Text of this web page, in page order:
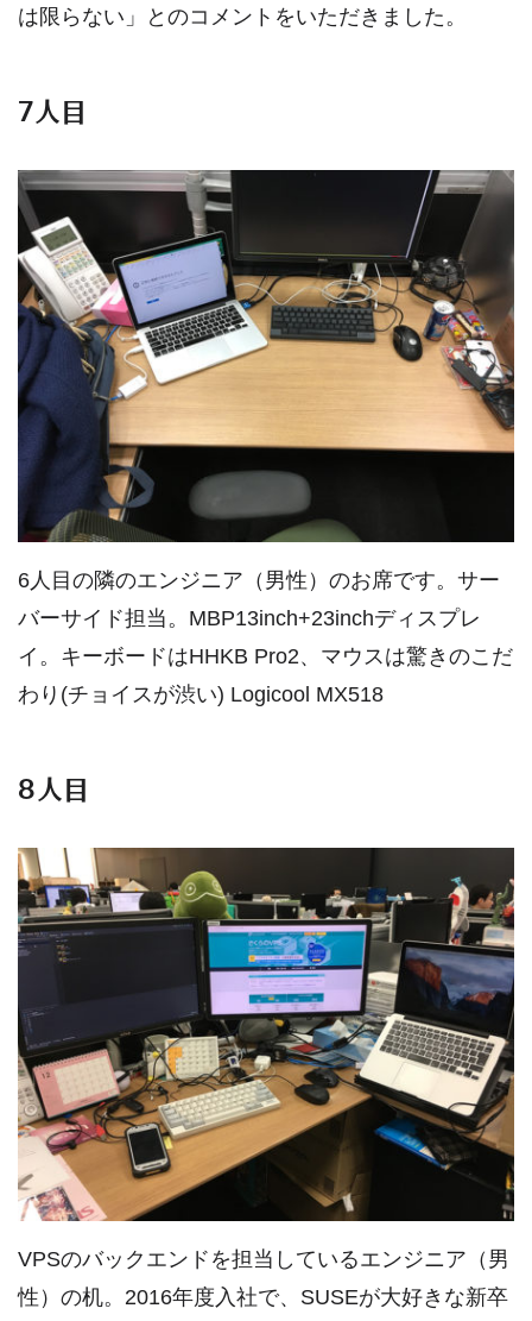
は限らない」とのコメントをいただきました。
7人目
6人目の隣のエンジニア（男性）のお席です。サー
バーサイド担当。MBP13inch+23inchディスプレ
イ。キーボードはHHKB Pro2、マウスは驚きのこだ
わり(チョイスが渋い) Logicool MX518
8人目
VPSのバックエンドを担当しているエンジニア（男
性）の机。2016年度入社で、SUSEが大好きな新卒